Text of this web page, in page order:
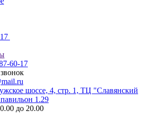
60-17
шоссе, 4, стр. 1, ТЦ "Славянский
1.29
до 20.00